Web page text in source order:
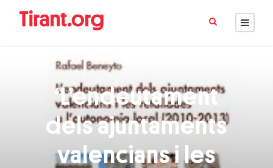
‘L’endeutament
dels ajuntaments
valencians i les